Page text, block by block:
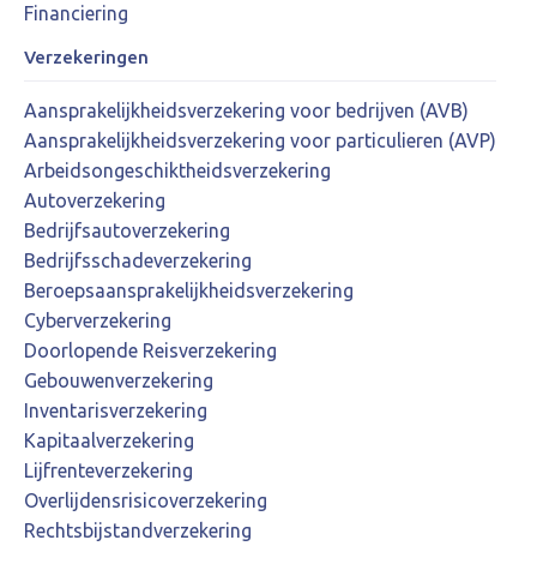
Financiering
Verzekeringen
Aansprakelijkheidsverzekering voor bedrijven (AVB)
Aansprakelijkheidsverzekering voor particulieren (AVP)
Arbeidsongeschiktheidsverzekering
Autoverzekering
Bedrijfsautoverzekering
Bedrijfsschadeverzekering
Beroepsaansprakelijkheidsverzekering
Cyberverzekering
Doorlopende Reisverzekering
Gebouwenverzekering
Inventarisverzekering
Kapitaalverzekering
Lijfrenteverzekering
Overlijdensrisicoverzekering
Rechtsbijstandverzekering